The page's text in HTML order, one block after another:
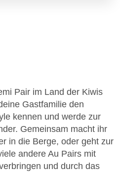
Pair im Land der Kiwis
Gastfamilie den
kennen und werde zur
Gemeinsam macht ihr
in die Berge, oder geht zur
andere Au Pairs mit
und durch das